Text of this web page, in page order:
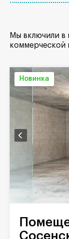
Мы включили в
коммерческой
Новинка
Помещение поселение